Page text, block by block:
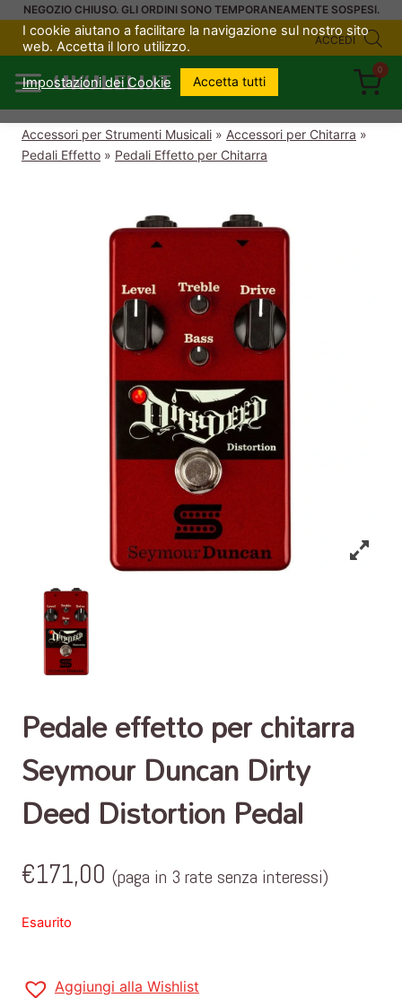
SaltaNEGOZIO CHIUSO. GLI ORDINI SONO TEMPORANEAMENTE SOSPESI.
ACCEDI
UKULELI.IT
0
Accessori per Strumenti Musicali » Accessori per Chitarra »
Pedali Effetto » Pedali Effetto per Chitarra
Pedale effetto per chitarra
Seymour Duncan Dirty
Deed Distortion Pedal
€171,00 (paga in 3 rate senza interessi)
Esaurito
Aggiungi alla Wishlist
I cookie aiutano a facilitare la navigazione sul nostro sito
web. Accetta il loro utilizzo.
Impostazioni dei Cookie Accetta tutti